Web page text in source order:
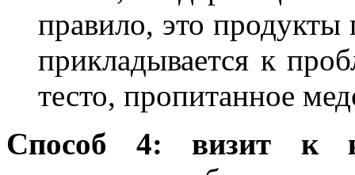
правило, это продукты
прикладывается к
тесто, пропитанное
Способ 4: визит к